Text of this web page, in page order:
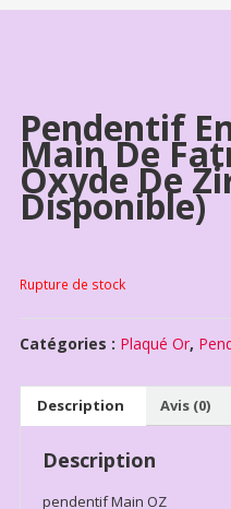
Pendentif
Main De
Oxyde De
Disponible)
Rupture de stock
Catégories : Plaqué Or,
Description Avis (0)
Description
pendentif Main OZ